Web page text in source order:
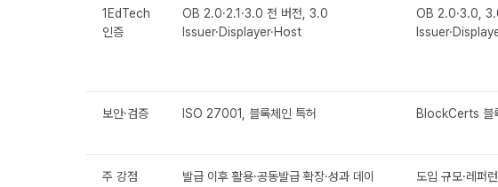
1EdTech
인증
OB 2.0·2.1·3.0 전 버전, 3.0
Issuer·Displayer·Host
OB 2.0·3.0,
보안·검증 ISO 27001, 블록체인 특허 BlockCerts 블
주 강점
발급 이후 활용·공동발급 확장·성과 데이
도입 규모·레퍼